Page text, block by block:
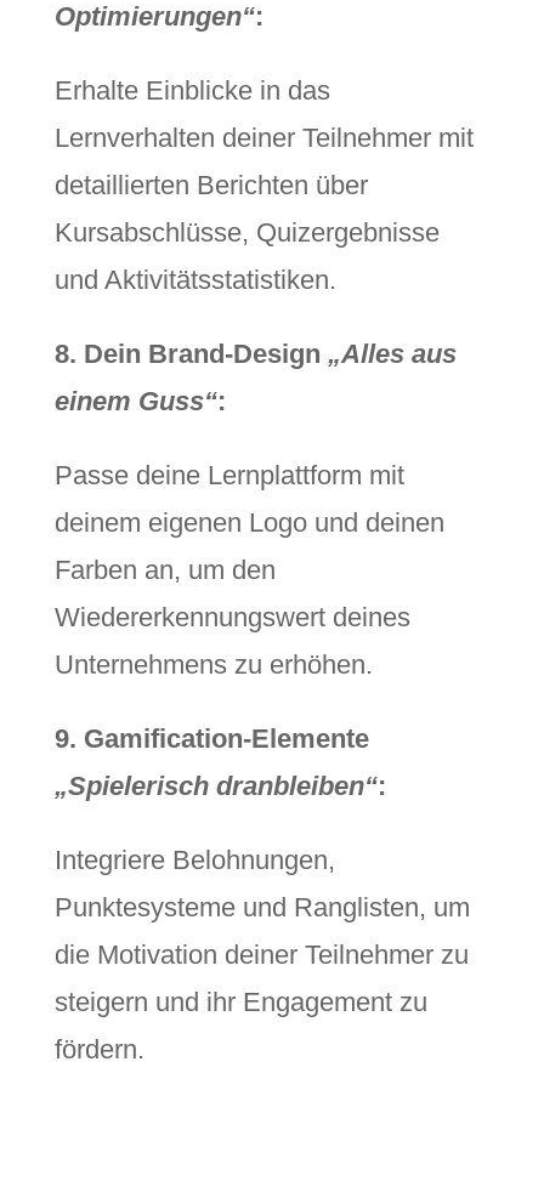
Optimierungen“:
Erhalte Einblicke in das
Lernverhalten deiner Teilnehmer mit
detaillierten Berichten über
Kursabschlüsse, Quizergebnisse
und Aktivitätsstatistiken.
8. Dein Brand-Design „Alles aus
einem Guss“:
Passe deine Lernplattform mit
deinem eigenen Logo und deinen
Farben an, um den
Wiedererkennungswert deines
Unternehmens zu erhöhen.
9. Gamification-Elemente
„Spielerisch dranbleiben“:
Integriere Belohnungen,
Punktesysteme und Ranglisten, um
die Motivation deiner Teilnehmer zu
steigern und ihr Engagement zu
fördern.